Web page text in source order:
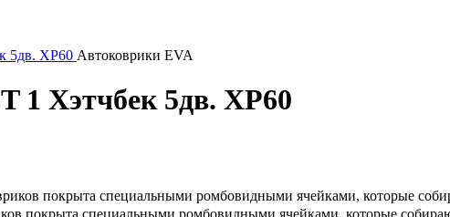
5дв. XP60 Автоковрики EVA
1 Хэтчбек 5дв. XP60
покрыта специальными ромбовидными ячейками, которые
покрыта специальными ромбовидными ячейками, которые